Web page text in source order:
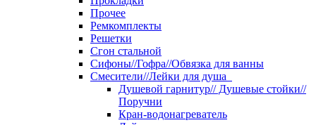
Прочее
Ремкомплекты
Решетки
Сгон стальной
Сифоны//Гофра//Обвязка для ванны
Смесители//Лейки для душа
Душевой гарнитур// Душевые стойки//
Поручни
Кран-водонагреватель